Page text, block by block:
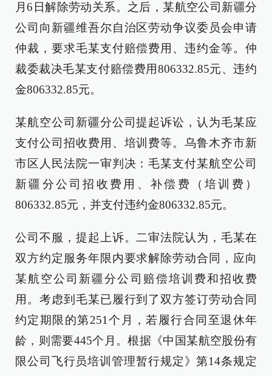
月6日解除劳动关系。之后，某航空公司新疆分
公司向新疆维吾尔自治区劳动争议委员会申请
仲裁，要求毛某支付赔偿费用、违约金等。仲
裁委裁决毛某支付赔偿费用806332.85元、违约
金806332.85元。
某航空公司新疆分公司提起诉讼，认为毛某应
支付公司招收费用、培训费等。乌鲁木齐市新
市区人民法院一审判决：毛某支付某航空公司
新疆分公司招收费用、补偿费（培训费）
806332.85元，并支付违约金806332.85元。
公司不服，提起上诉。二审法院认为，毛某在
双方约定服务年限内要求解除劳动合同，应向
某航空公司新疆分公司赔偿培训费和招收费
用。考虑到毛某已履行到了双方签订劳动合同
约定期限的第251个月，若履行合同至退休年
龄，则需要445个月。根据《中国某航空股份有
限公司飞行员培训管理暂行规定》第14条规定